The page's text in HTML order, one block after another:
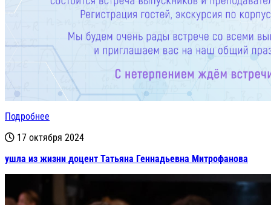
Подробнее
17 октября 2024
ушла из жизни доцент Татьяна Геннадьевна Митрофанова